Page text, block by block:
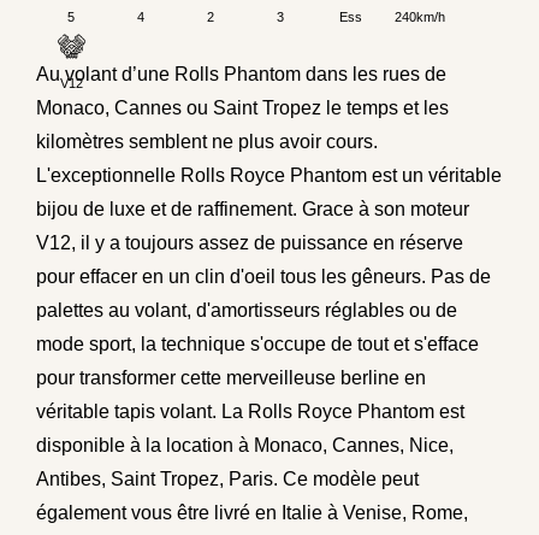
5 4 2 3 Ess 240km/h
V12
Au volant d’une Rolls Phantom dans les rues de
Monaco, Cannes ou Saint Tropez le temps et les
kilomètres semblent ne plus avoir cours.
L'exceptionnelle Rolls Royce Phantom est un véritable
bijou de luxe et de raffinement. Grace à son moteur
V12, il y a toujours assez de puissance en réserve
pour effacer en un clin d'oeil tous les gêneurs. Pas de
palettes au volant, d'amortisseurs réglables ou de
mode sport, la technique s'occupe de tout et s'efface
pour transformer cette merveilleuse berline en
véritable tapis volant. La Rolls Royce Phantom est
disponible à la location à Monaco, Cannes, Nice,
Antibes, Saint Tropez, Paris. Ce modèle peut
également vous être livré en Italie à Venise, Rome,